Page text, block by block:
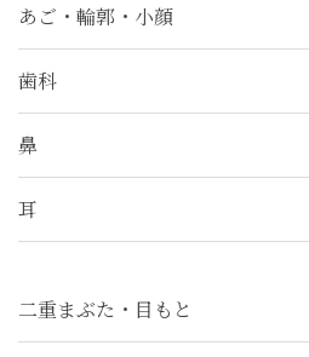
あご・輪郭・小顔
歯科
鼻
耳
二重まぶた・目もと